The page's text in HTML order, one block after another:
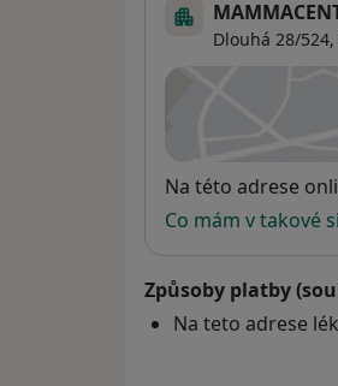
Dlouhá 28/524,
Dostupnost
Na této adrese
Co mám v takové
Způsoby platby
Na teto adrese